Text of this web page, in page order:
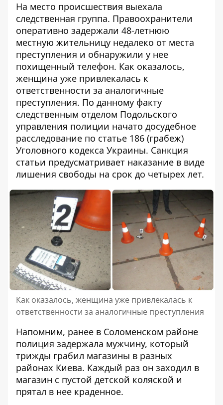
На место происшествия выехала
следственная группа. Правоохранители
оперативно задержали 48-летнюю
местную жительницу недалеко от места
преступления и обнаружили у нее
похищенный телефон. Как оказалось,
женщина уже привлекалась к
ответственности за аналогичные
преступления. По данному факту
следственным отделом Подольского
управления полиции начато досудебное
расследование по статье 186 (грабеж)
Уголовного кодекса Украины. Санкция
статьи предусматривает наказание в виде
лишения свободы на срок до четырех лет.
Как оказалось, женщина уже привлекалась к
ответственности за аналогичные преступления
Напомним, ранее в Соломенском районе
полиция задержала мужчину, который
трижды грабил магазины в разных
районах Киева. Каждый раз он заходил в
магазин с пустой детской коляской и
прятал в нее краденное.